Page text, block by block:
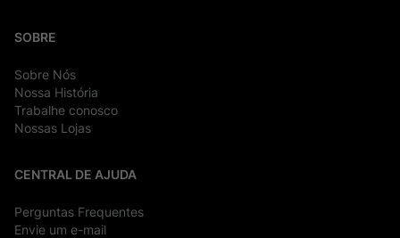
SOBRE
Sobre Nós
Nossa História
Trabalhe conosco
Nossas Lojas
CENTRAL DE AJUDA
Perguntas Frequentes
Envie um e-mail